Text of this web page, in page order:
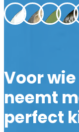
Voor
neemt
perfect